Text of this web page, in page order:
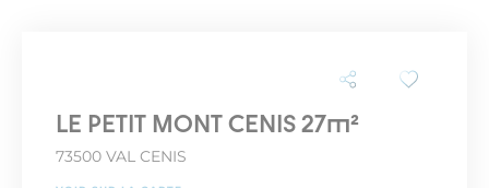
LE PETIT MONT CENIS 27m²
73500 VAL CENIS